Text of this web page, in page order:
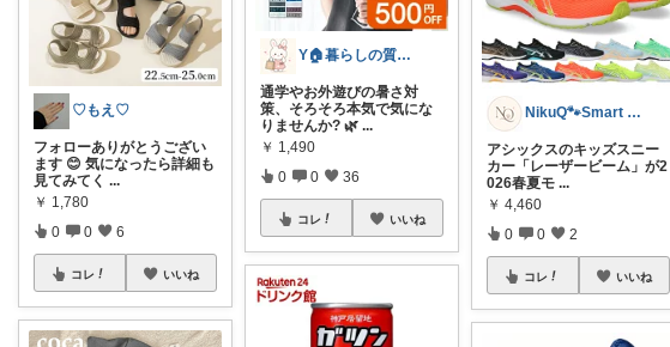
♡もえ♡
フォローありがとうござい
ます 😊 気になったら詳細も
見てみてく ...
￥ 1,780
0 0 6
コレ いいね
Y🏠暮らしの質が上がる物探し
通学やお外遊びの暑さ対
策、そろそろ本気で気にな
りませんか? 🌿 ...
￥ 1,490
0 0 36
コレ いいね
NikuQ🐾Smart Choice
アシックスのキッズスニー
カー「レーザービーム」が2
026春夏モ ...
￥ 4,460
0 0 2
コレ いいね